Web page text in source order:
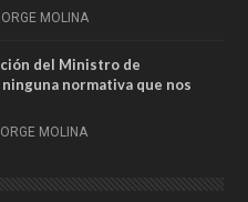
MOLINA
del Ministro de
normativa que nos
MOLINA